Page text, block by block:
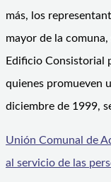
más, los
mayor de la
Edificio Consistorial
quienes promueven
diciembre de 1999,
Unión Comunal de
al servicio de las